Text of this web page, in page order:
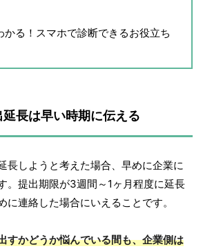
る！スマホで診断できるお役立ち
長は早い時期に伝える
長しようと考えた場合、早めに企業に
。提出期限が3週間～1ヶ月程度に延長
に連絡した場合にいえることです。
すかどうか悩んでいる間も、企業側は